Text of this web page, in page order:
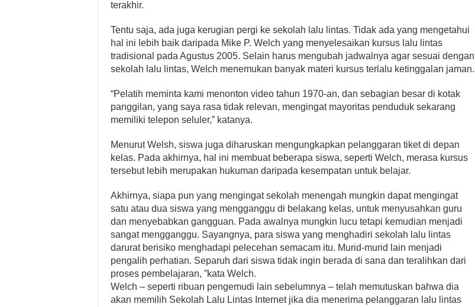
terakhir.
Tentu saja, ada juga kerugian pergi ke sekolah lalu lintas. Tidak ada yang mengetahui
hal ini lebih baik daripada Mike P. Welch yang menyelesaikan kursus lalu lintas
tradisional pada Agustus 2005. Selain harus mengubah jadwalnya agar sesuai dengan
sekolah lalu lintas, Welch menemukan banyak materi kursus terlalu ketinggalan jaman.
“Pelatih meminta kami menonton video tahun 1970-an, dan sebagian besar di kotak
panggilan, yang saya rasa tidak relevan, mengingat mayoritas penduduk sekarang
memiliki telepon seluler,” katanya.
Menurut Welsh, siswa juga diharuskan mengungkapkan pelanggaran tiket di depan
kelas. Pada akhirnya, hal ini membuat beberapa siswa, seperti Welch, merasa kursus
tersebut lebih merupakan hukuman daripada kesempatan untuk belajar.
Akhirnya, siapa pun yang mengingat sekolah menengah mungkin dapat mengingat
satu atau dua siswa yang mengganggu di belakang kelas, untuk menyusahkan guru
dan menyebabkan gangguan. Pada awalnya mungkin lucu tetapi kemudian menjadi
sangat mengganggu. Sayangnya, para siswa yang menghadiri sekolah lalu lintas
darurat berisiko menghadapi pelecehan semacam itu. Murid-murid lain menjadi
pengalih perhatian. Separuh dari siswa tidak ingin berada di sana dan teralihkan dari
proses pembelajaran, ”kata Welch.
Welch – seperti ribuan pengemudi lain sebelumnya – telah memutuskan bahwa dia
akan memilih Sekolah Lalu Lintas Internet jika dia menerima pelanggaran lalu lintas